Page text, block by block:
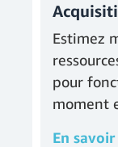
Estimez
pour
moment
En